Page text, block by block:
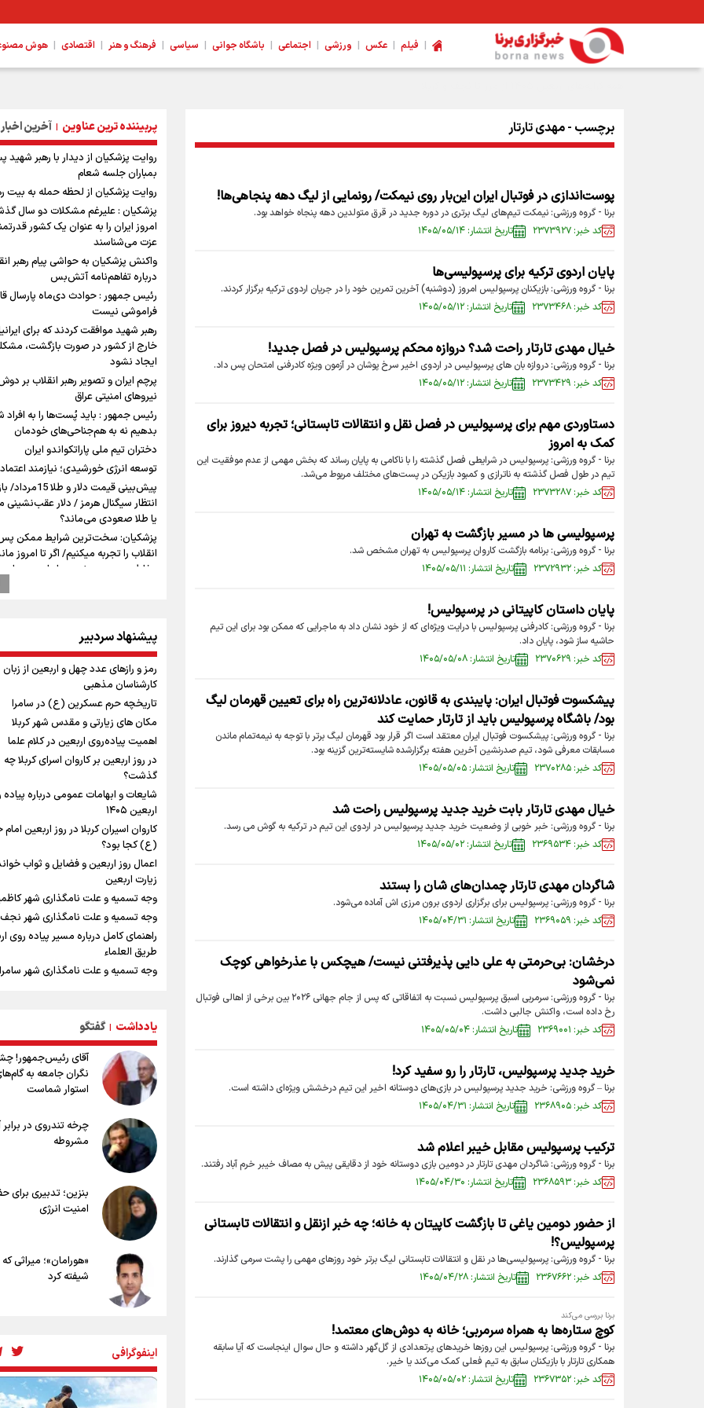
| فیلم | عکس | ورزشی | اجتماعی | باشگاه جوانی | سیاسی | فرهنگ و هنر | اقتصادی | هوش
برچسب - مهدی تارتار
پوست‌اندازی در فوتبال ایران این‌بار روی نیمکت/ رونمایی از لیگ دهه پنجاهی‌ها!
برنا - گروه ورزشی: نیمکت تیم‌های لیگ برتری در دوره جدید در قرق متولدین دهه پنجاه خواهد بود.
کد خبر: ۲۳۷۳۹۲۷
تاریخ انتشار: ۱۴۰۵/۰۵/۱۴
پایان اردوی ترکیه برای پرسپولیسی‌ها
برنا - گروه ورزشی: بازیکنان پرسپولیس امروز (دوشنبه) آخرین تمرین خود را در جریان اردوی ترکیه برگزار کردند.
کد خبر: ۲۳۷۳۴۶۸
تاریخ انتشار: ۱۴۰۵/۰۵/۱۲
خیال مهدی تارتار راحت شد؟ دروازه محکم پرسپولیس در فصل جدید!
برنا - گروه ورزشی: دروازه بان های پرسپولیس در اردوی اخیر سرخ پوشان در آزمون ویژه کادرفنی امتحان پس داد.
کد خبر: ۲۳۷۳۴۲۹
تاریخ انتشار: ۱۴۰۵/۰۵/۱۲
دستاوردی مهم برای پرسپولیس در فصل نقل و انتقالات تابستانی؛ تجربه دیروز برای
کمک به امروز
برنا - گروه ورزشی: پرسپولیس در شرایطی فصل گذشته را با ناکامی به پایان رساند که بخش مهمی از عدم موفقیت این
تیم در طول فصل گذشته به ناترازی و کمبود بازیکن در پست‌های مختلف مربوط می‌شد.
کد خبر: ۲۳۷۳۲۸۷
تاریخ انتشار: ۱۴۰۵/۰۵/۱۴
پرسپولیسی ها در مسیر بازگشت به تهران
برنا - گروه ورزشی: برنامه بازگشت کاروان پرسپولیس به تهران مشخص شد.
کد خبر: ۲۳۷۲۹۳۲
تاریخ انتشار: ۱۴۰۵/۰۵/۱۱
پایان داستان کاپیتانی در پرسپولیس!
برنا - گروه ورزشی: کادرفنی پرسپولیس با درایت ویژه‌ای که از خود نشان داد به ماجرایی که ممکن بود برای این تیم
حاشیه ساز شود، پایان داد.
کد خبر: ۲۳۷۰۶۲۹
تاریخ انتشار: ۱۴۰۵/۰۵/۰۸
پیشکسوت فوتبال ایران: پایبندی به قانون، عادلانه‌ترین راه برای تعیین قهرمان لیگ
بود/ باشگاه پرسپولیس باید از تارتار حمایت کند
برنا - گروه ورزشی: پیشکسوت فوتبال ایران معتقد است اگر قرار بود قهرمان لیگ برتر با توجه به نیمه‌تمام ماندن
مسابقات معرفی شود، تیم صدرنشین آخرین هفته برگزارشده شایسته‌ترین گزینه بود.
کد خبر: ۲۳۷۰۲۸۵
تاریخ انتشار: ۱۴۰۵/۰۵/۰۵
خیال مهدی تارتار بابت خرید جدید پرسپولیس راحت شد
برنا - گروه ورزشی: خبر خوبی از وضعیت خرید جدید پرسپولیس در اردوی این تیم در ترکیه به گوش می رسد.
کد خبر: ۲۳۶۹۵۳۴
تاریخ انتشار: ۱۴۰۵/۰۵/۰۲
شاگردان مهدی تارتار چمدان‌های شان را بستند
برنا - گروه ورزشی: پرسپولیس برای برگزاری اردوی برون مرزی اش آماده می‌شود.
کد خبر: ۲۳۶۹۰۵۹
تاریخ انتشار: ۱۴۰۵/۰۴/۳۱
درخشان: بی‌حرمتی به علی دایی پذیرفتنی نیست/ هیچکس با عذرخواهی کوچک
نمی‌شود
برنا - گروه ورزشی: سرمربی اسبق پرسپولیس نسبت به اتفاقاتی که پس از جام جهانی ۲۰۲۶ بین برخی از اهالی فوتبال
رخ داده است، واکنش جالبی داشت.
کد خبر: ۲۳۶۹۰۰۱
تاریخ انتشار: ۱۴۰۵/۰۵/۰۴
خرید جدید پرسپولیس، تارتار را رو سفید کرد!
برنا – گروه ورزشی: خرید جدید پرسپولیس در بازی‌های دوستانه اخیر این تیم درخشش ویژه‌ای داشته است.
کد خبر: ۲۳۶۸۹۰۵
تاریخ انتشار: ۱۴۰۵/۰۴/۳۱
ترکیب پرسپولیس مقابل خیبر اعلام شد
برنا - گروه ورزشی: شاگردان مهدی تارتار در دومین بازی دوستانه خود از دقایقی پیش به مصاف خیبر خرم آباد رفتند.
کد خبر: ۲۳۶۸۵۹۳
تاریخ انتشار: ۱۴۰۵/۰۴/۳۰
از حضور دومین یاغی تا بازگشت کاپیتان به خانه؛ چه خبر ازنقل و انتقالات تابستانی
پرسپولیس؟!
برنا - گروه ورزشی: پرسپولیسی‌ها در نقل و انتقالات تابستانی لیگ برتر خود روز‌های مهمی را پشت سرمی گذارند.
کد خبر: ۲۳۶۷۶۶۲
تاریخ انتشار: ۱۴۰۵/۰۴/۲۸
برنا بررسی می‌کند
کوچ ستاره‌ها به همراه سرمربی؛ خانه به دوش‌های معتمد!
برنا - گروه ورزشی: پرسپولیس این روزها خریدهای پرتعدادی از گل‌گهر داشته و حال سوال اینجاست که آیا سابقه
همکاری تارتار با بازیکنان سابق به تیم فعلی کمک می‌کند یا خیر.
کد خبر: ۲۳۶۷۳۵۲
تاریخ انتشار: ۱۴۰۵/۰۵/۰۲
پربیننده ترین عناوین | آخرین اخبار
روایت پزشکیان از دیدار با رهبر شهید
بمباران جلسه شعام
روایت پزشکیان از لحظه حمله به بیت
پزشکیان : علیرغم مشکلات دو سال
امروز ایران را به عنوان یک کشور
عزت می‌شناسند
واکنش پزشکیان به حواشی پیام رهبر
درباره تفاهم‌نامه آتش‌بس
رئیس جمهور : حوادث دی‌ماه پارسال
فراموشی نیست
رهبر شهید موافقت کردند که برای
خارج از کشور در صورت بازگشت،
ایجاد نشود
پرچم ایران و تصویر رهبر انقلاب بر
نیروهای امنیتی عراق
رئیس جمهور : باید پُست‌ها را به افراد
بدهیم نه به هم‌جناحی‌های خودمان
دختران تیم ملی پاراتکواندو ایران
توسعه انرژی خورشیدی؛ نیازمند
پیش‌بینی قیمت دلار و طلا
انتظار سیگنال هرمز / دلار عقب‌نشینی
یا طلا صعودی می‌ماند؟
پزشکیان: سخت‌ترین شرایط ممکن
انقلاب را تجربه میکنیم/ اگر تا امروز
بخاطر همه‌ مردم نجیب ایران بوده
شهید مثل کوه پشتیبان و حامی دولت
ایلامی
وزیر خارجه مصر: رژیم اسراییل بدون
حقوق مشروع مردم فلسطین امنیت
داشت
مستمری مددجویان کفاف زندگی را
حمایت از ۱۹هزار زن‌ سرپرست خانوار
نشست وزیران خارجه مصر، ترکیه،
عربستان با محوریت تحولات منطقه
فیدان: حماس به تعهدات خود عمل کرد،
اسرائیل برنامه‌ای برای صلح ندارد
درمانی به زائران اربعین
معاون وزیر خارجه : مذاکره نه معجزه
نه خیانت
پخش قسمت اول گفت‌وگوی
بعد از خبر ۲۲
ازهوش مصنوعی تا طلای مجازی/ شجیع:
نگاه بدبینانه هم نتایج هانگژو را در
می‌کنیم+ فیلم
ارتش در آمادگی کامل قرار دارد/ توان رزم
ارتش بی وقفه در حال ارتقا است
امیررضا غلامی، ملی پوش تکواندو :
روی مسابقات پاکستان است نه بازی
آسیایی
رادین زینالی، ملی پوش تکواندو : قدم
تلاش می کنم تا به طلای المپیک برسم
پیشنهاد سردبیر
رمز و رازهای عدد چهل و اربعین از زبان
کارشناسان مذهبی
تاریخچه حرم عسکرین (ع) در سامرا
مکان های زیارتی و مقدس شهر کربلا
اهمیت پیاده‌روی اربعین در کلام علما
در روز اربعین بر کاروان اسرای کربلا چه
گذشت؟
شایعات و ابهامات عمومی درباره
اربعین ۱۴۰۵
کاروان اسیران کربلا در روز اربعین
(ع) کجا بود؟
اعمال روز اربعین و فضایل و ثواب
زیارت اربعین
وجه تسمیه و علت نامگذاری شهر
وجه تسمیه و علت نامگذاری شهر نجف
راهنمای کامل درباره مسیر پیاده روی
طریق العلماء
وجه تسمیه و علت نامگذاری شهر سامرا
۱۴۰۵
توصیه هایی مهم برای پیچ خوردگی پا
روی اربعین
خطرات پیاده روی اربعین/ ۷
سفری ایمن و معنوی
عراقی ها
بهترین ذکر در پیاده‌روی اربعین چیست؟
اربعین
توصیه های کاربردی برای زائران در پیاده
اربعین
یادداشت | گفتگو
آقای رئیس‌جمهور!
نگران جامعه به
استوار شماست
چرخه تندروی در برابر
مشروطه
بنزین؛ تدبیری برای
امنیت انرژی
«هورامان»؛ میراثی
شیفته کرد
استخوان، یک نسل،
رسانه ملی و حق مردم
اینفوگرافی